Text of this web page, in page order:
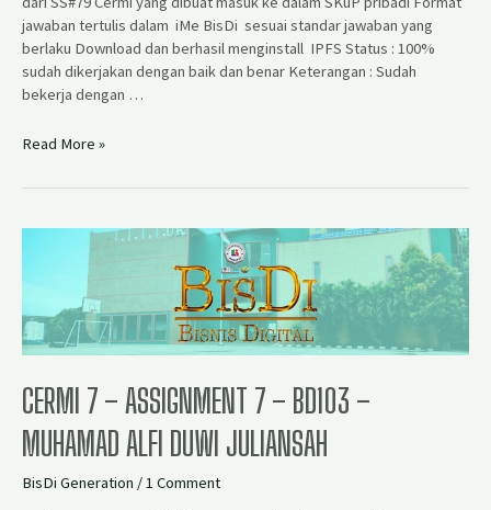
jawaban tertulis dalam iMe BisDi sesuai standar jawaban yang
berlaku Download dan berhasil menginstall IPFS Status : 100%
sudah dikerjakan dengan baik dan benar Keterangan : Sudah
bekerja dengan …
Read More »
CERMI 7 – ASSIGNMENT 7 – BD103 –
MUHAMAD ALFI DUWI JULIANSAH
BisDi Generation /1 Comment